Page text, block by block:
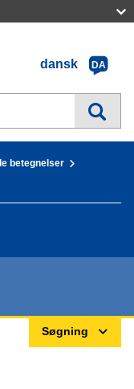
dansk
DA
betegnelser
Søgning